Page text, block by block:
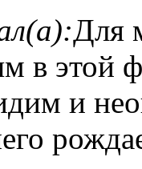
Для
в этой
и